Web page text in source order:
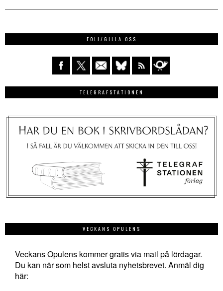
FÖLJ/GILLA OSS
TELEGRAFSTATIONEN
VECKANS OPULENS
Veckans Opulens kommer gratis via mail på lördagar.
Du kan när som helst avsluta nyhetsbrevet. Anmäl dig
här: